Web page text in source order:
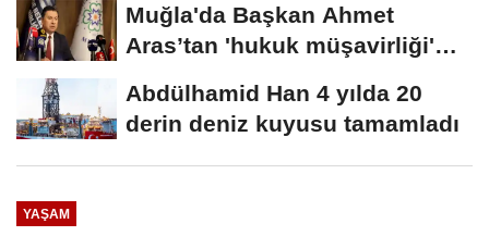
Muğla'da Başkan Ahmet
Aras’tan 'hukuk müşavirliği'
Abdülhamid Han 4 yılda 20
derin deniz kuyusu tamamladı
YAŞAM